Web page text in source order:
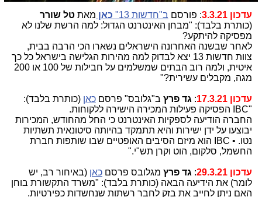
עדכון 3.3.21 : פורסם ב"חדשות 13" כאן מאת טל שורר
(כותרת בלבד): "מבחן האינטרנט הגדול: למה הרשת שלנו לא
מפסיקה להיתקע?
לאחר שבשנה האחרונה הישראלים נשארו הכי הרבה בבית,
צוות חדשות 13 יצא לבדוק למה מהירות הגלישה בישראל כל כך
איטית, ולמה רוב הבתים שמשלמים על חבילות של 100 או 200
מגה, מקבלים עשירית?"
עדכון 17.3.21 : גד פרץ ב"גלובס" פרסם כאן (כותרת בלבד):
"IBC הפסיקה פעילות המכירה הישירה ללקוחות.
החברה הודיעה לספקיות האינטרנט כי החל מהחודש, המכירות
יבוצעו על ידן ישירות והיא תתמקד בהיותה סיטונאית תשתיות
נטו. • IBC הוא מיזם הסיבים האופטיים שבו שותפות חברת
החשמל, סלקום, הוט וקרן תש"י."
עדכון 29.3.21 : גד פרץ מגלובס פרסם כאן (באיחור רב, יש
לומר) את הידיעה הבאה (כותרת בלבד): "משרד התקשורת בוחן
האם ניתן לחייב את בזק לחבר רשתות שנחשדות כפירטיות.